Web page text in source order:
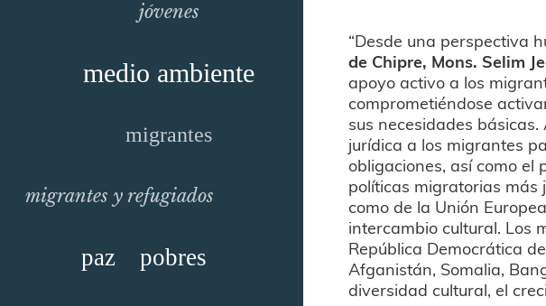
jóvenes
medio ambiente
migrantes
migrantes y refugiados
paz pobres
“Desde una perspectiva
de Chipre, Mons. Selim
apoyo activo a los
comprometiéndose
sus necesidades
jurídica a los migrantes
obligaciones, así como el
políticas migratorias más
como de la Unión
intercambio cultural. Los
República Democrática
Afganistán, Somalia,
diversidad cultural, el